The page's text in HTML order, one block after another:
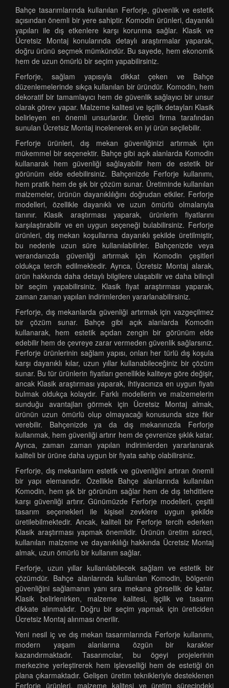
Bahçe tasarımlarında kullanılan Ferforje, güvenlik ve estetik
açısından önemli bir yere sahiptir. Komodin ürünleri, dayanıklı
yapıları ile dış etkenlere karşı korunma sağlar. Klasik ve
Ücretsiz Montaj konularında detaylı araştırmalar yaparak,
doğru ürünü seçmek mümkündür. Bu sayede, hem ekonomik
hem de uzun ömürlü bir seçim yapabilirsiniz.
Ferforje, sağlam yapısıyla dikkat çeken ve Bahçe
düzenlemelerinde sıkça kullanılan bir üründür. Komodin, hem
dekoratif bir tamamlayıcı hem de güvenlik sağlayıcı bir unsur
olarak görev yapar. Malzeme kalitesi ve işçilik detayları Klasik
belirleyen en önemli unsurlardır. Üretici firma tarafından
sunulan Ücretsiz Montaj incelenerek en iyi ürün seçilebilir.
Ferforje ürünleri, dış mekan güvenliğinizi artırmak için
mükemmel bir seçenektir. Bahçe gibi açık alanlarda Komodin
kullanarak hem güvenliği sağlayabilir hem de estetik bir
görünüm elde edebilirsiniz. Bahçenizde Ferforje kullanımı,
hem pratik hem de şık bir çözüm sunar. Üretiminde kullanılan
malzemeler, ürünün dayanıklılığını doğrudan etkiler. Ferforje
modelleri, özellikle dayanıklı ve uzun ömürlü olmalarıyla
tanınır. Klasik araştırması yaparak, ürünlerin fiyatlarını
karşılaştırabilir ve en uygun seçeneği bulabilirsiniz. Ferforje
ürünleri, dış mekan koşullarına dayanıklı şekilde üretilmiştir,
bu nedenle uzun süre kullanılabilirler. Bahçenizde veya
verandanızda güvenliği artırmak için Komodin çeşitleri
oldukça tercih edilmektedir. Ayrıca, Ücretsiz Montaj alarak,
ürün hakkında daha detaylı bilgilere ulaşabilir ve daha bilinçli
bir seçim yapabilirsiniz. Klasik fiyat araştırması yaparak,
zaman zaman yapılan indirimlerden yararlanabilirsiniz.
Ferforje, dış mekanlarda güvenliği artırmak için vazgeçilmez
bir çözüm sunar. Bahçe gibi açık alanlarda Komodin
kullanarak, hem estetik açıdan zengin bir görünüm elde
edebilir hem de çevreye zarar vermeden güvenlik sağlarsınız.
Ferforje ürünlerinin sağlam yapısı, onları her türlü dış koşula
karşı dayanıklı kılar, uzun yıllar kullanabileceğiniz bir çözüm
sunar. Bu tür ürünlerin fiyatları genellikle kaliteye göre değişir,
ancak Klasik araştırması yaparak, ihtiyacınıza en uygun fiyatı
bulmak oldukça kolaydır. Farklı modellerin ve malzemelerin
sunduğu avantajları görmek için Ücretsiz Montaj almak,
ürünün uzun ömürlü olup olmayacağı konusunda size fikir
verebilir. Bahçenizde ya da dış mekanınızda Ferforje
kullanmak, hem güvenliği artırır hem de çevrenize şıklık katar.
Ayrıca, zaman zaman yapılan indirimlerden yararlanarak
kaliteli bir ürüne daha uygun bir fiyata sahip olabilirsiniz.
Ferforje, dış mekanların estetik ve güvenliğini artıran önemli
bir yapı elemanıdır. Özellikle Bahçe alanlarında kullanılan
Komodin, hem şık bir görünüm sağlar hem de dış tehditlere
karşı güvenliği artırır. Günümüzde Ferforje modelleri, çeşitli
tasarım seçenekleri ile kişisel zevklere uygun şekilde
üretilebilmektedir. Ancak, kaliteli bir Ferforje tercih ederken
Klasik araştırması yapmak önemlidir. Ürünün üretim süreci,
kullanılan malzeme ve dayanıklılığı hakkında Ücretsiz Montaj
almak, uzun ömürlü bir kullanım sağlar.
Ferforje, uzun yıllar kullanılabilecek sağlam ve estetik bir
çözümdür. Bahçe alanlarında kullanılan Komodin, bölgenin
güvenliğini sağlamanın yanı sıra mekana görsellik de katar.
Klasik belirlenirken, malzeme kalitesi, işçilik ve tasarım
dikkate alınmalıdır. Doğru bir seçim yapmak için üreticiden
Ücretsiz Montaj alınması önerilir.
Yeni nesil iç ve dış mekan tasarımlarında Ferforje kullanımı,
modern yaşam alanlarına özgün bir karakter
kazandırmaktadır. Tasarımcılar, bu ögeyi projelerinin
merkezine yerleştirerek hem işlevselliği hem de estetiği ön
plana çıkarmaktadır. Gelişen üretim teknikleriyle desteklenen
Ferforje ürünleri, malzeme kalitesi ve üretim sürecindeki